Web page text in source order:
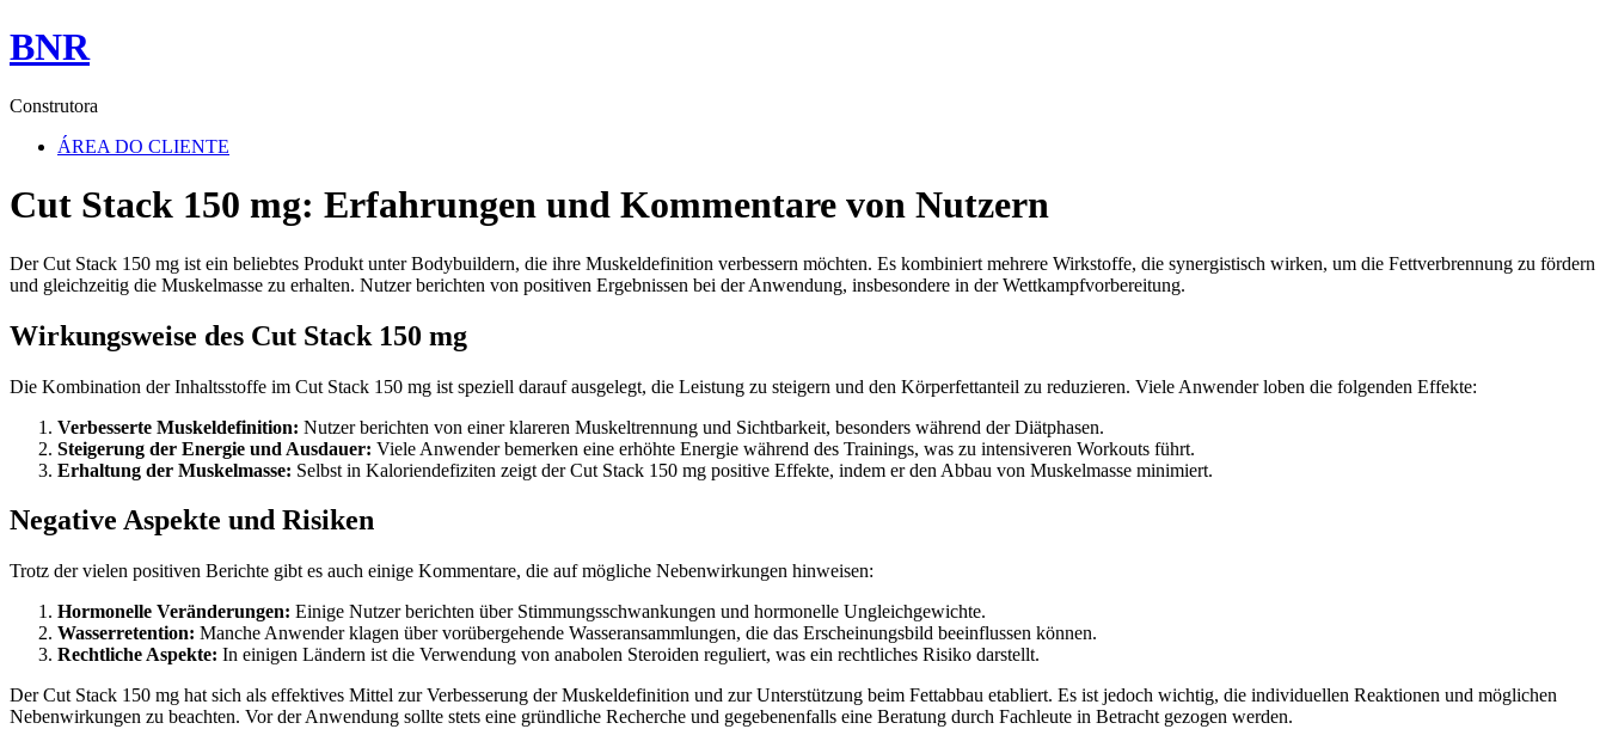
BNR
Construtora
ÁREA DO CLIENTE
Cut Stack 150 mg: Erfahrungen und Kommentare von Nutzern
Der Cut Stack 150 mg ist ein beliebtes Produkt unter Bodybuildern, die ihre Muskeldefinition verbessern möchten. Es kombiniert mehrere Wirkstoffe, die synergistisch wirken, um die Fettverbrennung zu fördern
und gleichzeitig die Muskelmasse zu erhalten. Nutzer berichten von positiven Ergebnissen bei der Anwendung, insbesondere in der Wettkampfvorbereitung.
Wirkungsweise des Cut Stack 150 mg
Die Kombination der Inhaltsstoffe im Cut Stack 150 mg ist speziell darauf ausgelegt, die Leistung zu steigern und den Körperfettanteil zu reduzieren. Viele Anwender loben die folgenden Effekte:
Verbesserte Muskeldefinition: Nutzer berichten von einer klareren Muskeltrennung und Sichtbarkeit, besonders während der Diätphasen.
Steigerung der Energie und Ausdauer: Viele Anwender bemerken eine erhöhte Energie während des Trainings, was zu intensiveren Workouts führt.
Erhaltung der Muskelmasse: Selbst in Kaloriendefiziten zeigt der Cut Stack 150 mg positive Effekte, indem er den Abbau von Muskelmasse minimiert.
Negative Aspekte und Risiken
Trotz der vielen positiven Berichte gibt es auch einige Kommentare, die auf mögliche Nebenwirkungen hinweisen:
Hormonelle Veränderungen: Einige Nutzer berichten über Stimmungsschwankungen und hormonelle Ungleichgewichte.
Wasserretention: Manche Anwender klagen über vorübergehende Wasseransammlungen, die das Erscheinungsbild beeinflussen können.
Rechtliche Aspekte: In einigen Ländern ist die Verwendung von anabolen Steroiden reguliert, was ein rechtliches Risiko darstellt.
Der Cut Stack 150 mg hat sich als effektives Mittel zur Verbesserung der Muskeldefinition und zur Unterstützung beim Fettabbau etabliert. Es ist jedoch wichtig, die individuellen Reaktionen und möglichen
Nebenwirkungen zu beachten. Vor der Anwendung sollte stets eine gründliche Recherche und gegebenenfalls eine Beratung durch Fachleute in Betracht gezogen werden.